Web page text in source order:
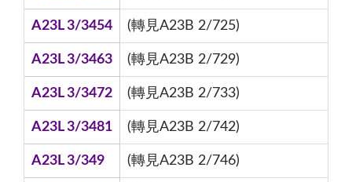
A23L 3/3454 (轉見A23B 2/725)
A23L 3/3463 (轉見A23B 2/729)
A23L 3/3472 (轉見A23B 2/733)
A23L 3/3481 (轉見A23B 2/742)
A23L 3/349 (轉見A23B 2/746)